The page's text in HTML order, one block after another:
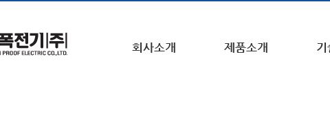
회사소개 제품소개 기